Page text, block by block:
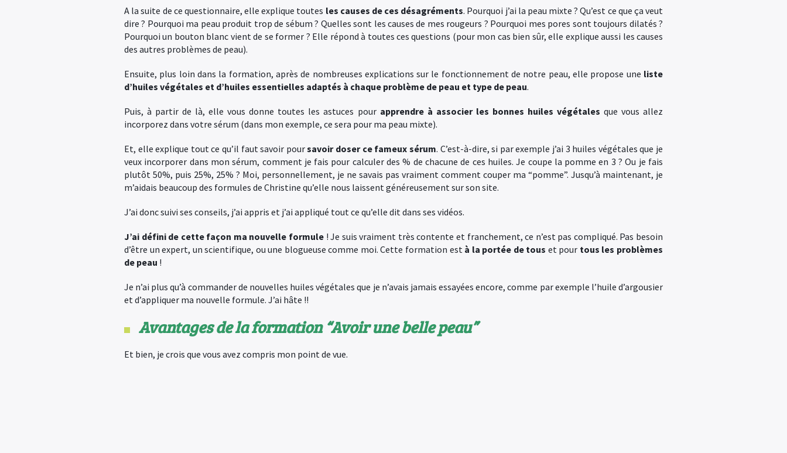
A la suite de ce questionnaire, elle explique toutes les causes de ces désagréments. Pourquoi j’ai la peau mixte ? Qu’est ce que ça veut
dire ? Pourquoi ma peau produit trop de sébum ? Quelles sont les causes de mes rougeurs ? Pourquoi mes pores sont toujours dilatés ?
Pourquoi un bouton blanc vient de se former ? Elle répond à toutes ces questions (pour mon cas bien sûr, elle explique aussi les causes
des autres problèmes de peau).
Ensuite, plus loin dans la formation, après de nombreuses explications sur le fonctionnement de notre peau, elle propose une liste
d’huiles végétales et d’huiles essentielles adaptés à chaque problème de peau et type de peau.
Puis, à partir de là, elle vous donne toutes les astuces pour apprendre à associer les bonnes huiles végétales que vous allez
incorporez dans votre sérum (dans mon exemple, ce sera pour ma peau mixte).
Et, elle explique tout ce qu’il faut savoir poursavoir doser ce fameux sérum. C’est-à-dire, si par exemple j’ai 3 huiles végétales que je
veux incorporer dans mon sérum, comment je fais pour calculer des % de chacune de ces huiles. Je coupe la pomme en 3 ? Ou je fais
plutôt 50%, puis 25%, 25% ? Moi, personnellement, je ne savais pas vraiment comment couper ma “pomme”. Jusqu’à maintenant, je
m’aidais beaucoup des formules de Christine qu’elle nous laissent généreusement sur son site.
J’ai donc suivi ses conseils, j’ai appris et j’ai appliqué tout ce qu’elle dit dans ses vidéos.
J’ai défini de cette façon ma nouvelle formule ! Je suis vraiment très contente et franchement, ce n’est pas compliqué. Pas besoin
d’être un expert, un scientifique, ou une blogueuse comme moi. Cette formation est à la portée de tous et pour tous les problèmes
de peau !
Je n’ai plus qu’à commander de nouvelles huiles végétales que je n’avais jamais essayées encore, comme par exemple l’huile d’argousier
et d’appliquer ma nouvelle formule. J’ai hâte !!
Avantages de la formation “Avoir une belle peau”
Et bien, je crois que vous avez compris mon point de vue.